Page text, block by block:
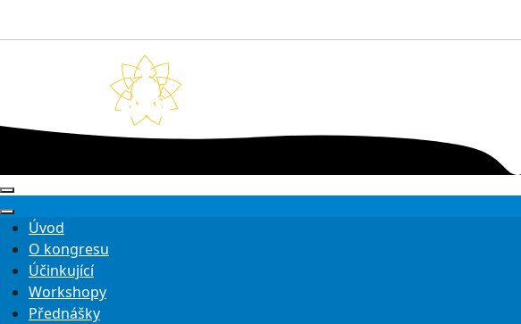
Úvod
O kongresu
Účinkující
Workshopy
Přednášky